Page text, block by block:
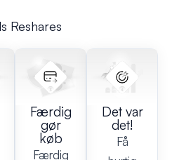
Reshares
Færdig
gør
køb
Færdig
Det var
det!
Få